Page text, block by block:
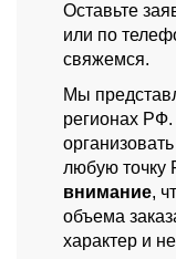
Оставьте
или по
свяжемся.
Мы
регионах
любую точку
внимание,
объема
характер и